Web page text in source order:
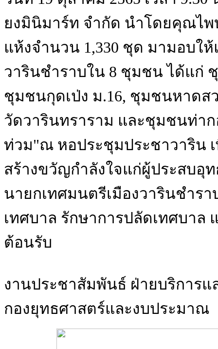
ยงมินิมาร์ท จำกัด นำโดยคุณไ
แห้งจำนวน 1,330 ชุด มามอบใ
วารินชำราบใน 8 ชุมชน ได้แก่
ชุมชนกุดเป่ง ม.16, ชุมชนหาด
วัดวารินทราราม และชุมชนท่า
ท่วม"ณ หอประชุมประชาวาริน
สร้างขวัญกำลังใจแก่ผู้ประสบอุ
นายกเทศมนตรีเมืองวารินชำร
เทศบาล รักษาการปลัดเทศบาล
ต้อนรับ
งานประชาสัมพันธ์ ฝ่ายบริการแ
กองยุทธศาสตร์และงบประมาณ